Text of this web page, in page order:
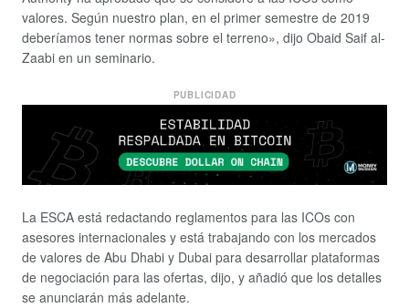
valores. Según nuestro plan, en el primer semestre de 2019
deberíamos tener normas sobre el terreno», dijo Obaid Saif al-
Zaabi en un seminario.
PUBLICIDAD
La ESCA está redactando reglamentos para las ICOs con
asesores internacionales y está trabajando con los mercados
de valores de Abu Dhabi y Dubai para desarrollar plataformas
de negociación para las ofertas, dijo, y añadió que los detalles
se anunciarán más adelante.